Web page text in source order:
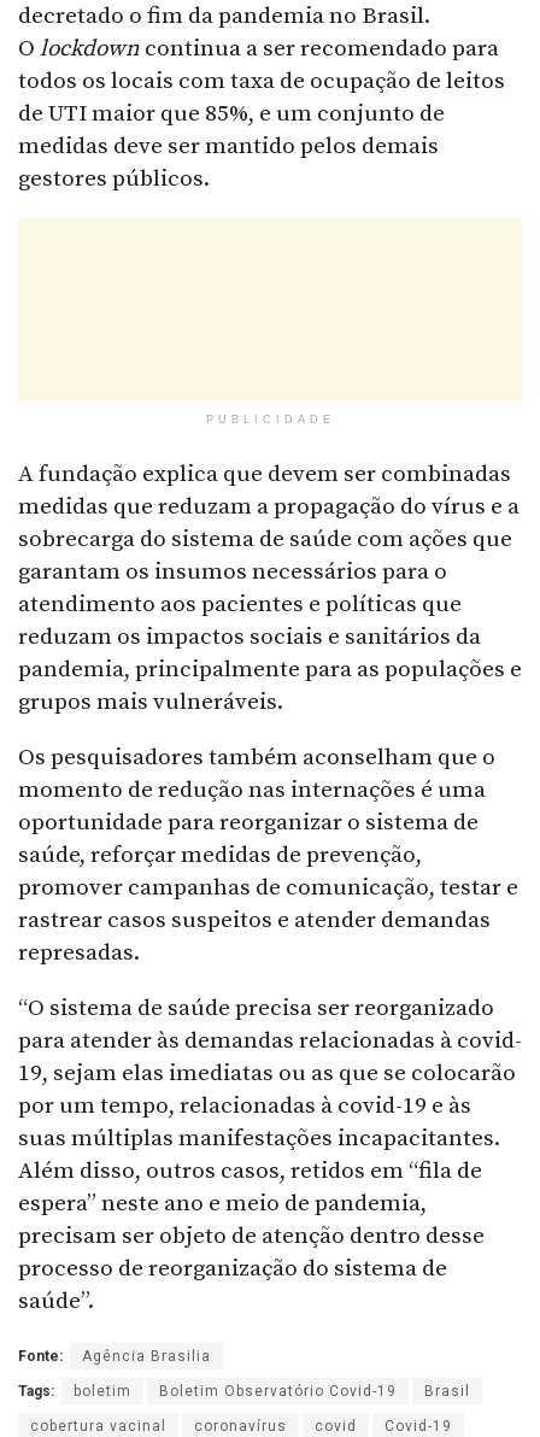
decretado o fim da pandemia no Brasil.
O lockdown continua a ser recomendado para
todos os locais com taxa de ocupação de leitos
de UTI maior que 85%, e um conjunto de
medidas deve ser mantido pelos demais
gestores públicos.
PUBLICIDADE
A fundação explica que devem ser combinadas
medidas que reduzam a propagação do vírus e a
sobrecarga do sistema de saúde com ações que
garantam os insumos necessários para o
atendimento aos pacientes e políticas que
reduzam os impactos sociais e sanitários da
pandemia, principalmente para as populações e
grupos mais vulneráveis.
Os pesquisadores também aconselham que o
momento de redução nas internações é uma
oportunidade para reorganizar o sistema de
saúde, reforçar medidas de prevenção,
promover campanhas de comunicação, testar e
rastrear casos suspeitos e atender demandas
represadas.
“O sistema de saúde precisa ser reorganizado
para atender às demandas relacionadas à covid-
19, sejam elas imediatas ou as que se colocarão
por um tempo, relacionadas à covid-19 e às
suas múltiplas manifestações incapacitantes.
Além disso, outros casos, retidos em “fila de
espera” neste ano e meio de pandemia,
precisam ser objeto de atenção dentro desse
processo de reorganização do sistema de
saúde”.
Fonte: Agência Brasilia
Tags: boletim Boletim Observatório Covid-19 Brasil
cobertura vacinal coronavírus covid Covid-19